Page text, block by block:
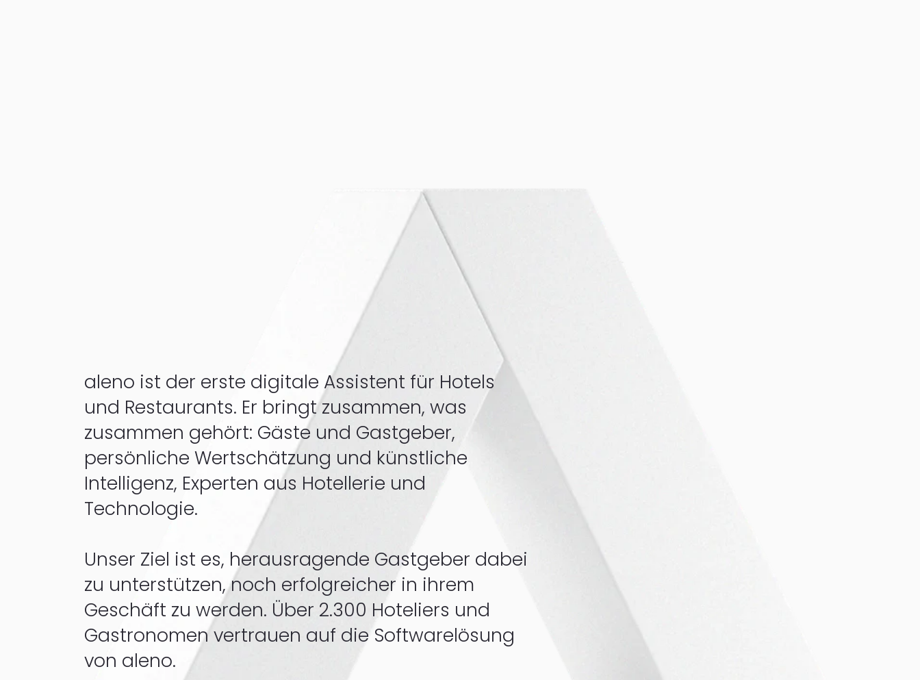
aleno ist der erste digitale Assistent für Hotels
und Restaurants. Er bringt zusammen, was
zusammen gehört: Gäste und Gastgeber,
persönliche Wertschätzung und künstliche
Intelligenz, Experten aus Hotellerie und
Technologie.
Unser Ziel ist es, herausragende Gastgeber dabei
zu unterstützen, noch erfolgreicher in ihrem
Geschäft zu werden. Über 2.300 Hoteliers und
Gastronomen vertrauen auf die Softwarelösung
von aleno.